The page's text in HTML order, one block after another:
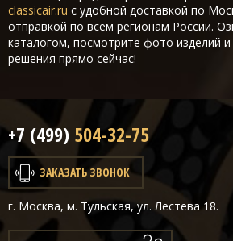
classicair.ru с удобной доставкой по
отправкой по всем регионам России.
каталогом, посмотрите фото изделий
решения прямо сейчас!
+7 (499) 504-32-75
ЗАКАЗАТЬ ЗВОНОК
г. Москва, м. Тульская, ул. Лестева 18.